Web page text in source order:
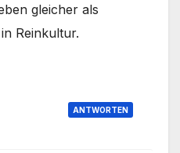
gleicher als
Reinkultur.
ANTWORTEN